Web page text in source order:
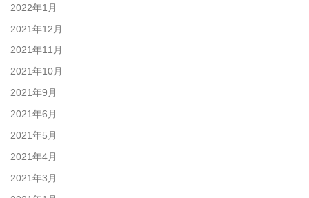
2022年1月
2021年12月
2021年11月
2021年10月
2021年9月
2021年6月
2021年5月
2021年4月
2021年3月